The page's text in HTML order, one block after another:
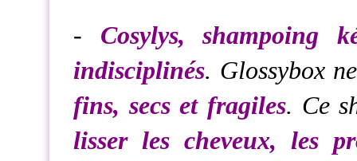
- Cosylys, shampoing
indisciplinés. Glossybox
fins, secs et fragiles. Ce
lisser les cheveux, les